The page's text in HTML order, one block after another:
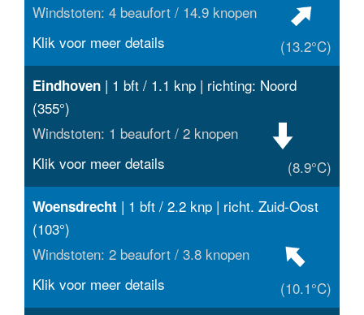
Windstoten: 4 beaufort / 14.9 knopen
(13.2°C)
Klik voor meer details
Eindhoven | 1 bft / 1.1 knp | richting: Noord
(355°)
Windstoten: 1 beaufort / 2 knopen
(8.9°C)
Klik voor meer details
Woensdrecht | 1 bft / 2.2 knp | richt. Zuid-Oost
(103°)
Windstoten: 2 beaufort / 3.8 knopen
(10.1°C)
Klik voor meer details